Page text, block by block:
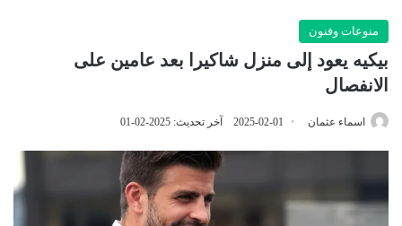
منوعات وفنون
بيكيه يعود إلى منزل شاكيرا بعد عامين على
الانفصال
اسماء عثمان 2025-02-01 آخر تحديث: 2025-02-01